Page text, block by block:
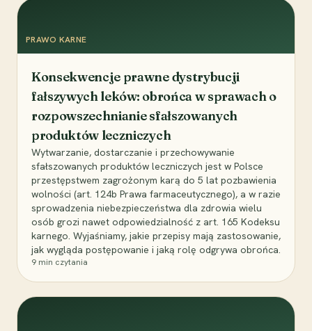
PRAWO KARNE
Konsekwencje prawne dystrybucji
fałszywych leków: obrońca w sprawach o
rozpowszechnianie sfałszowanych
produktów leczniczych
Wytwarzanie, dostarczanie i przechowywanie
sfałszowanych produktów leczniczych jest w Polsce
przestępstwem zagrożonym karą do 5 lat pozbawienia
wolności (art. 124b Prawa farmaceutycznego), a w razie
sprowadzenia niebezpieczeństwa dla zdrowia wielu
osób grozi nawet odpowiedzialność z art. 165 Kodeksu
karnego. Wyjaśniamy, jakie przepisy mają zastosowanie,
jak wygląda postępowanie i jaką rolę odgrywa obrońca.
9 min czytania